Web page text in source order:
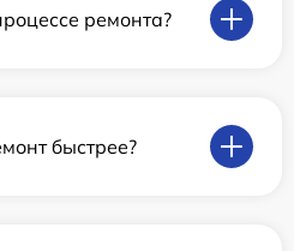
ремонта?
быстрее?